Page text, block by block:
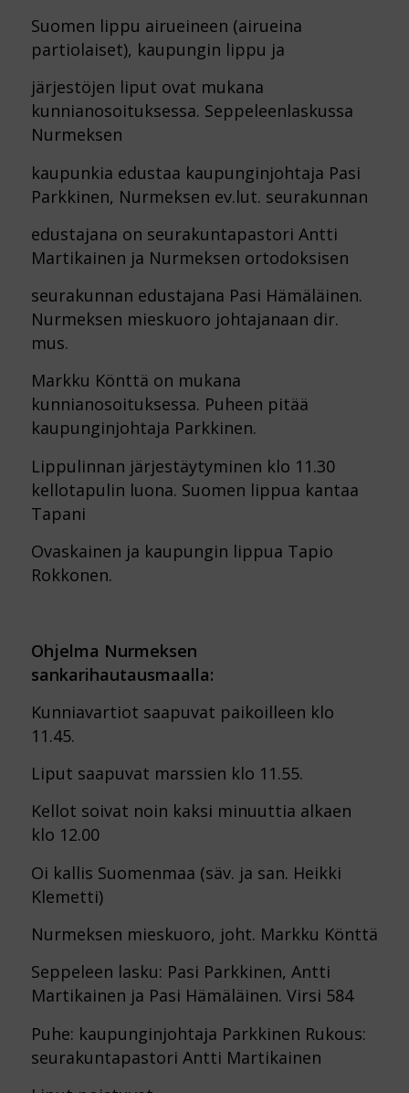
Suomen lippu airueineen (airueina
partiolaiset), kaupungin lippu ja
järjestöjen liput ovat mukana
kunnianosoituksessa. Seppeleenlaskussa
Nurmeksen
kaupunkia edustaa kaupunginjohtaja Pasi
Parkkinen, Nurmeksen ev.lut. seurakunnan
edustajana on seurakuntapastori Antti
Martikainen ja Nurmeksen ortodoksisen
seurakunnan edustajana Pasi Hämäläinen.
Nurmeksen mieskuoro johtajanaan dir.
mus.
Markku Könttä on mukana
kunnianosoituksessa. Puheen pitää
kaupunginjohtaja Parkkinen.
Lippulinnan järjestäytyminen klo 11.30
kellotapulin luona. Suomen lippua kantaa
Tapani
Ovaskainen ja kaupungin lippua Tapio
Rokkonen.
Ohjelma Nurmeksen
sankarihautausmaalla:
Kunniavartiot saapuvat paikoilleen klo
11.45.
Liput saapuvat marssien klo 11.55.
Kellot soivat noin kaksi minuuttia alkaen
klo 12.00
Oi kallis Suomenmaa (säv. ja san. Heikki
Klemetti)
Nurmeksen mieskuoro, joht. Markku Könttä
Seppeleen lasku: Pasi Parkkinen, Antti
Martikainen ja Pasi Hämäläinen. Virsi 584
Puhe: kaupunginjohtaja Parkkinen Rukous:
seurakuntapastori Antti Martikainen